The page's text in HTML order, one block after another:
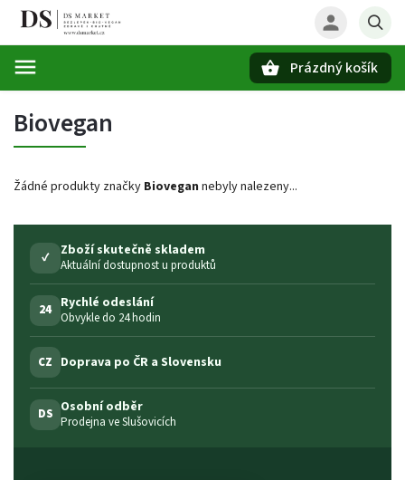
Prázdný košík
Biovegan
Žádné produkty značky Biovegan nebyly nalezeny...
✓ Zboží skutečně skladem
Aktuální dostupnost u produktů
24 Rychlé odeslání
Obvykle do 24 hodin
CZ Doprava po ČR a Slovensku
DS Osobní odběr
Prodejna ve Slušovicích